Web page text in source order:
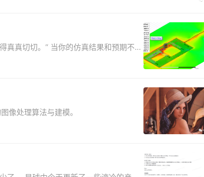
会产生反射波。 入射波和反射波是行
真真切切。“ 当你的仿真结果和预期不
种挫败感足以劝退90%的自学者。 但另
端——每一个热门赛道都在疯抢懂HFSS
像处理算法与建模。